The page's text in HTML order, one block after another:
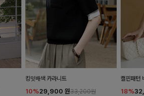
킹밋배색 카라니트
10%29,900 원33,200원
캘핀패턴
18%